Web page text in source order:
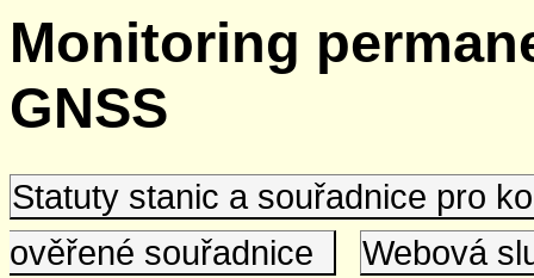
Monitoring
GNSS
Statuty stanic a souřadnice pro
ověřené souřadnice
Webová